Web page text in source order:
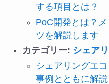
する項目とは？
PoC開発とは？
ツを解説します
カテゴリー: シェア
シェアリングエ
事例とともに解説